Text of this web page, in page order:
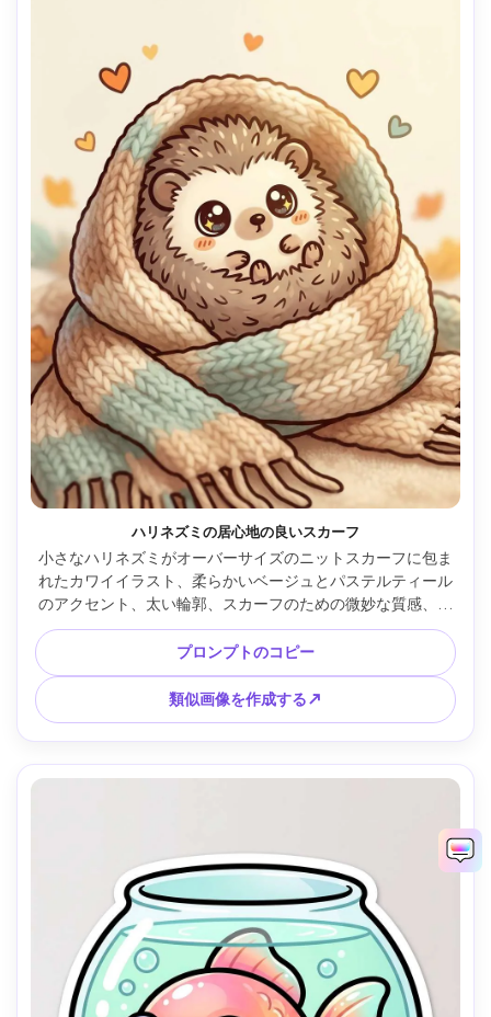
ハリネズミの居心地の良いスカーフ
小さなハリネズミがオーバーサイズのニットスカーフに包ま
れたカワイイラスト、柔らかいベージュとパステルティール
のアクセント、太い輪郭、スカーフのための微妙な質感、大
きなキラキラした目、小さなハートのミニマルな背景、暖か
い秋の心地よさの雰囲気、85mmレンズ、浅い被写界深度、
柔らかい映画のような照明 --ar 4:5
プロンプトのコピー
類似画像を作成する↗